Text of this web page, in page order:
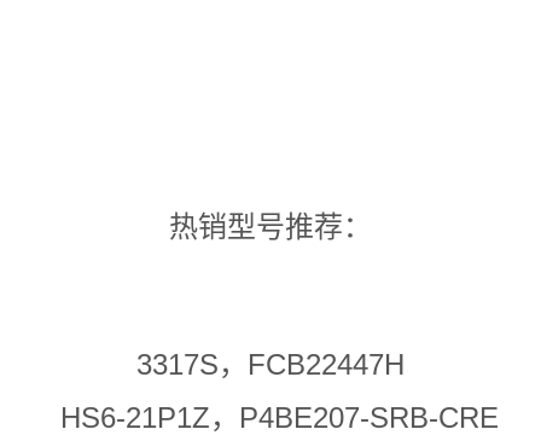
热销型号推荐：
3317S，FCB22447H
HS6-21P1Z，P4BE207-SRB-CRE